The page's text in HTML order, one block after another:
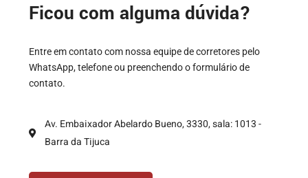
Ficou com alguma dúvida?
Entre em contato com nossa equipe de corretores pelo
WhatsApp, telefone ou preenchendo o formulário de
contato.
Av. Embaixador Abelardo Bueno, 3330, sala: 1013 -
Barra da Tijuca